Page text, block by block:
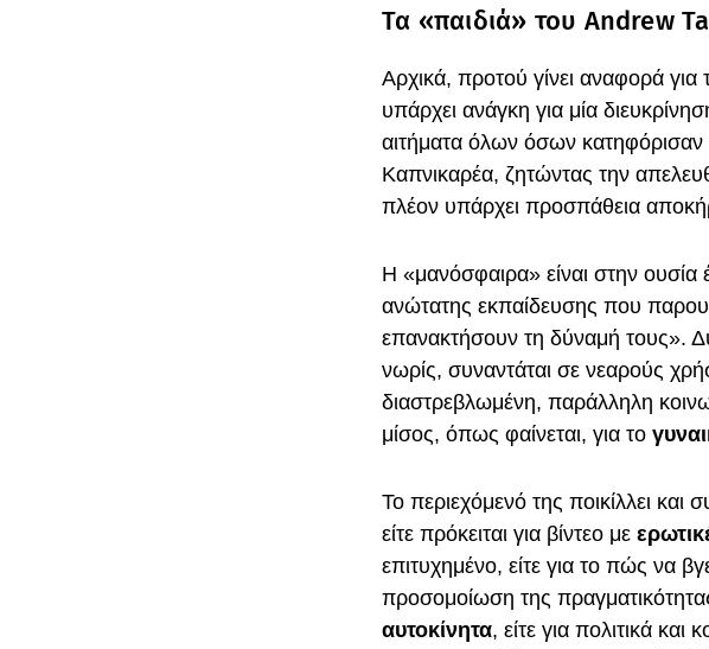
Τα «παιδιά» του Andrew
Αρχικά, προτού γίνει αναφορά για
υπάρχει ανάγκη για μία
αιτήματα όλων όσων κατηφόρισαν
Καπνικαρέα, ζητώντας την
πλέον υπάρχει προσπάθεια
Η «μανόσφαιρα» είναι στην
ανώτατης εκπαίδευσης που
επανακτήσουν τη δύναμή τους».
νωρίς, συναντάται σε νεαρούς
διαστρεβλωμένη, παράλληλη
μίσος, όπως φαίνεται, για το
Το περιεχόμενό της ποικίλλει
είτε πρόκειται για βίντεο με
επιτυχημένο, είτε για το πώς να
προσομοίωση της
αυτοκίνητα, είτε για πολιτικά